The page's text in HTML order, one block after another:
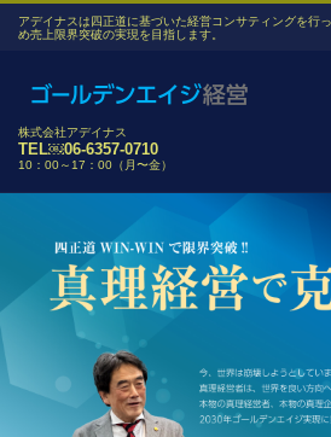
アデイナスは四正道に基づいた経営コンサティングを行
め売上限界突破の実現を目指します。
株式会社アデイナス
TEL￼06-6357-0710
10：00～17：00（月〜金）